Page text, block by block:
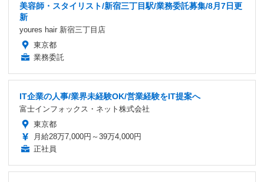
美容師・スタイリスト/新宿三丁目駅/業務委託募集/8月7日更
新
youres hair 新宿三丁目店
東京都
業務委託
IT企業の人事/業界未経験OK/営業経験をIT提案へ
富士インフォックス・ネット株式会社
東京都
月給28万7,000円～39万4,000円
正社員